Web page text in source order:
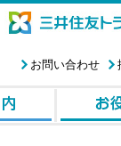
お問い合わせ